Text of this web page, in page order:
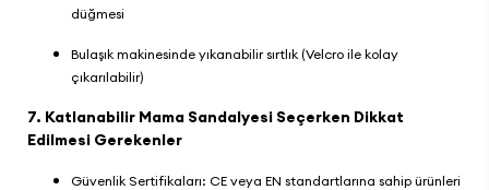
düğmesi
Bulaşık makinesinde yıkanabilir sırtlık (Velcro ile kolay
çıkarılabilir)
7. Katlanabilir Mama Sandalyesi Seçerken Dikkat
Edilmesi Gerekenler
Güvenlik Sertifikaları: CE veya EN standartlarına sahip ürünleri